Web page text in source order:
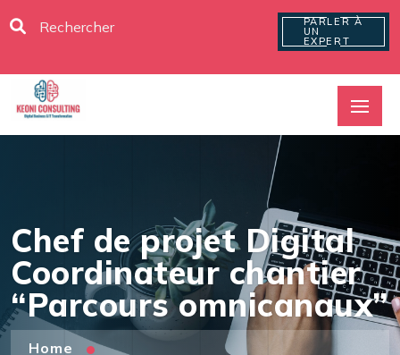
PARLER À
UN
EXPERT
Chef de projet Digital
Coordinateur chantier
“Parcours omnicanaux”
Home